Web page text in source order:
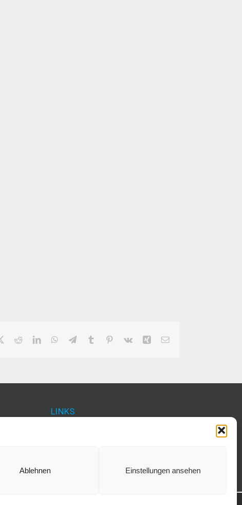
Ablehnen Einstellungen ansehen
RedditLinkedInWhatsApp
TelegramTumblr Pinterest
Vk Xing E-
LINKS